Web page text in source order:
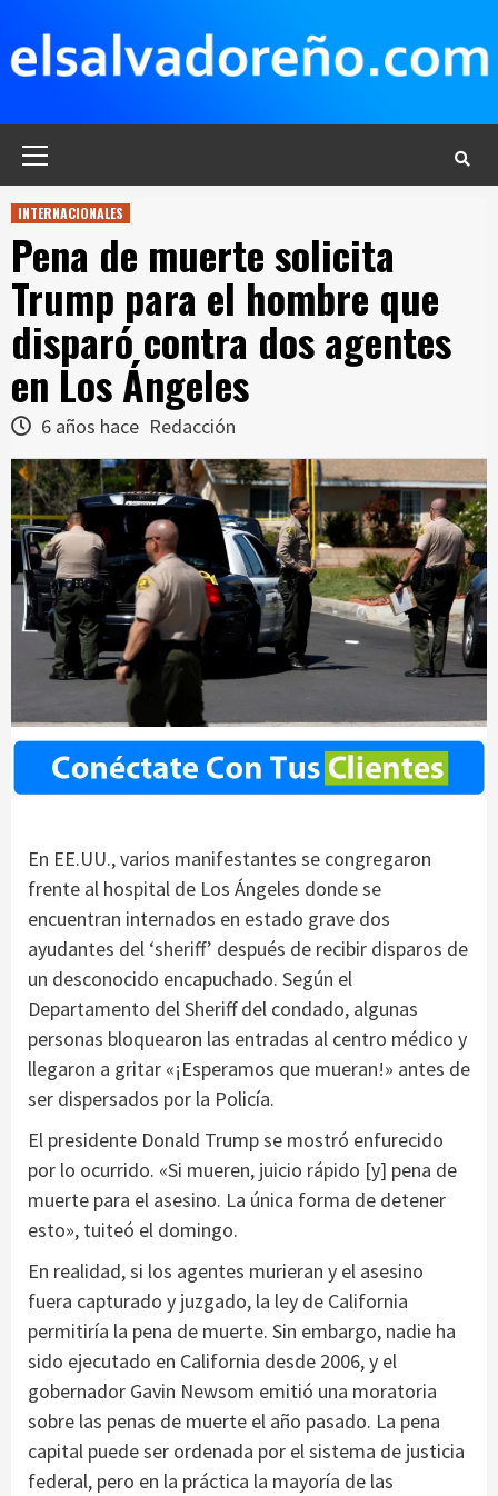
contenido
INTERNACIONALES
Pena de muerte solicita
Trump para el hombre que
disparó contra dos agentes
en Los Ángeles
6 años hace Redacción
En EE.UU., varios manifestantes se congregaron
frente al hospital de Los Ángeles donde se
encuentran internados en estado grave dos
ayudantes del ‘sheriff’ después de recibir disparos de
un desconocido encapuchado. Según el
Departamento del Sheriff del condado, algunas
personas bloquearon las entradas al centro médico y
llegaron a gritar «¡Esperamos que mueran!» antes de
ser dispersados por la Policía.
El presidente Donald Trump se mostró enfurecido
por lo ocurrido. «Si mueren, juicio rápido [y] pena de
muerte para el asesino. La única forma de detener
esto», tuiteó el domingo.
En realidad, si los agentes murieran y el asesino
fuera capturado y juzgado, la ley de California
permitiría la pena de muerte. Sin embargo, nadie ha
sido ejecutado en California desde 2006, y el
gobernador Gavin Newsom emitió una moratoria
sobre las penas de muerte el año pasado. La pena
capital puede ser ordenada por el sistema de justicia
federal, pero en la práctica la mayoría de las